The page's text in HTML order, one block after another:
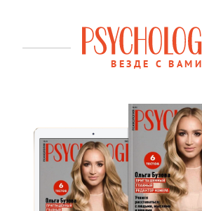
ВЕЗДЕ С ВАМИ